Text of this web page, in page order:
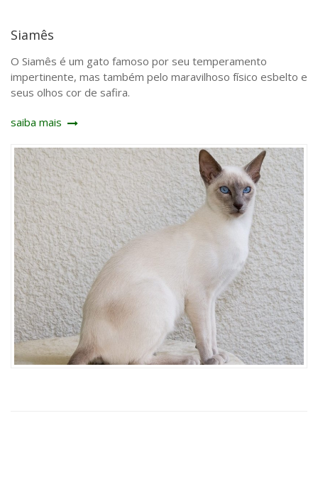
Siamês
O Siamês é um gato famoso por seu temperamento
impertinente, mas também pelo maravilhoso físico esbelto e
seus olhos cor de safira.
saiba mais